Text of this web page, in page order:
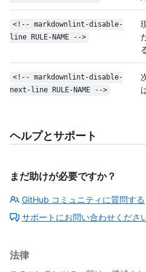
<!-- markdownlint-disable-
line RULE-NAME -->
<!-- markdownlint-disable-
next-line RULE-NAME -->
ヘルプとサポート
まだ助けが必要ですか？
GitHub コミュニティに質問する
サポートにお問い合わせくださ
法律